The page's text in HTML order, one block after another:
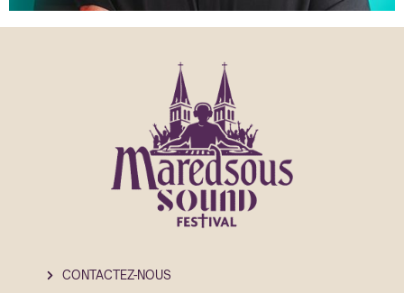
CONTACTEZ-NOUS